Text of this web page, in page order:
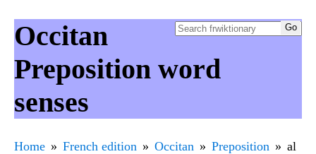
Occitan
Preposition word
senses
Home French edition Occitan Preposition
al